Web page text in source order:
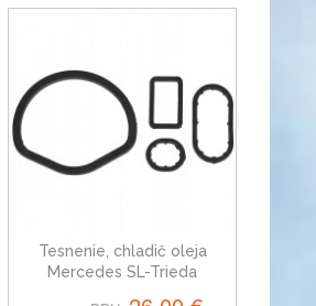
Tesnenie, chladič oleja
Mercedes SL-Trieda